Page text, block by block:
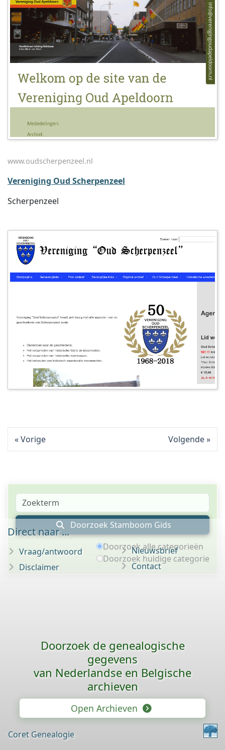
www.oudscherpenzeel.nl
Vereniging Oud Scherpenzeel
Scherpenzeel
Vorige Volgende
Doorzoek Stamboom Gids
Doorzoek alle categorieën
Doorzoek huidige categorie
Direct naar ...
Vraag/antwoord
Disclaimer
Nieuwsbrief
Contact
Doorzoek de genealogische
gegevens
van Nederlandse en Belgische
archieven
Open Archieven
Coret Genealogie